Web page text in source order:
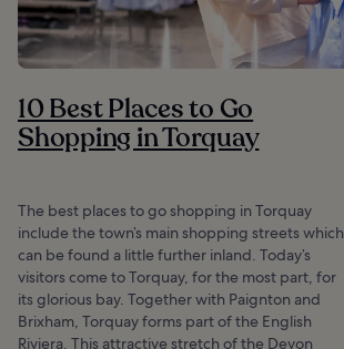
10 Best Places to Go
Shopping in Torquay
The best places to go shopping in Torquay
include the town’s main shopping streets which
can be found a little further inland. Today’s
visitors come to Torquay, for the most part, for
its glorious bay. Together with Paignton and
Brixham, Torquay forms part of the English
Riviera. This attractive stretch of the Devon